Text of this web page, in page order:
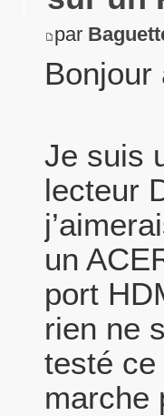
par
Bonjour
Je suis
lecteur
un
port
rien ne
testé
marche